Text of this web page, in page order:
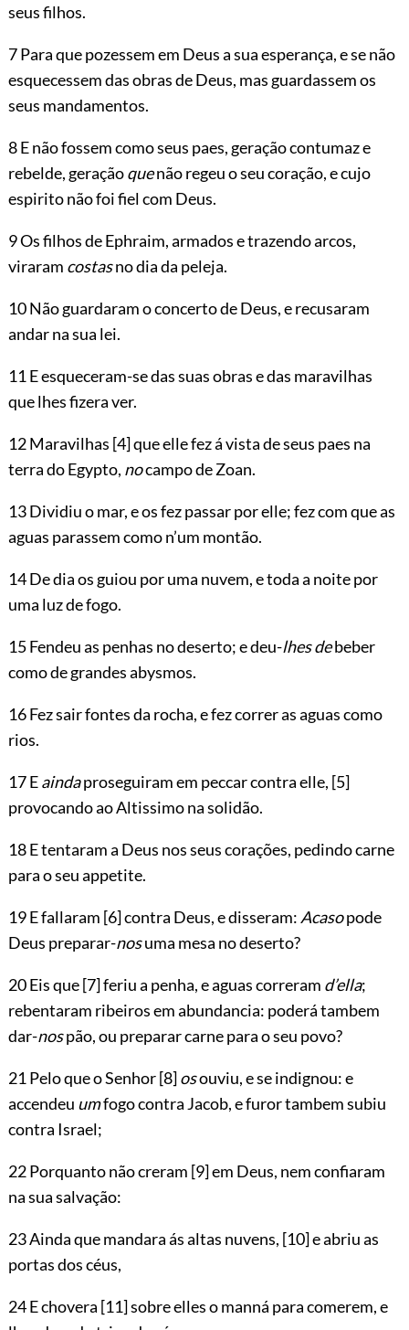
seus filhos.
7 Para que pozessem em Deus a sua esperança, e se não
esquecessem das obras de Deus, mas guardassem os
seus mandamentos.
8 E não fossem como seus paes, geração contumaz e
rebelde, geraçãoquenão regeu o seu coração, e cujo
espirito não foi fiel com Deus.
9 Os filhos de Ephraim, armados e trazendo arcos,
viraram costasno dia da peleja.
10 Não guardaram o concerto de Deus, e recusaram
andar na sua lei.
11 E esqueceram-se das suas obras e das maravilhas
que lhes fizera ver.
12 Maravilhas [4]que elle fez á vista de seus paes na
terra do Egypto, nocampo de Zoan.
13 Dividiu o mar, e os fez passar por elle; fez com que as
aguas parassem como n’um montão.
14 De dia os guiou por uma nuvem, e toda a noite por
uma luz de fogo.
15 Fendeu as penhas no deserto; e deu-lhes debeber
como de grandes abysmos.
16 Fez sair fontes da rocha, e fez correr as aguas como
rios.
17 Eaindaproseguiram em peccar contra elle, [5]
provocando ao Altissimo na solidão.
18 E tentaram a Deus nos seus corações, pedindo carne
para o seu appetite.
19 E fallaram [6]contra Deus, e disseram: Acasopode
Deus preparar-nosuma mesa no deserto?
20 Eis que[7]feriu a penha, e aguas correram d’ella;
rebentaram ribeiros em abundancia: poderá tambem
dar-nospão, ou preparar carne para o seu povo?
21 Pelo que o Senhor[8]osouviu, e se indignou: e
accendeu umfogo contra Jacob, e furor tambem subiu
contra Israel;
22 Porquanto não creram [9]em Deus, nem confiaram
na sua salvação:
23 Ainda que mandara ás altas nuvens, [10]e abriu as
portas dos céus,
24 E chovera [11]sobre elles o manná para comerem, e